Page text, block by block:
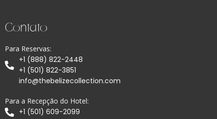
Contato
Para Reservas:
+1 (888) 822-2448
+1 (501) 822-3851
info@thebelizecollection.com
Para a Recepção do Hotel:
+1 (501) 609-2099